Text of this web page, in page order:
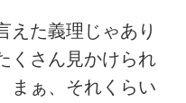
えた義理じゃあり
くさん見かけられ
まぁ、それくらい